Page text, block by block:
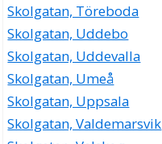
Skolgatan, Töreboda
Skolgatan, Uddebo
Skolgatan, Uddevalla
Skolgatan, Umeå
Skolgatan, Uppsala
Skolgatan, Valdemarsvik